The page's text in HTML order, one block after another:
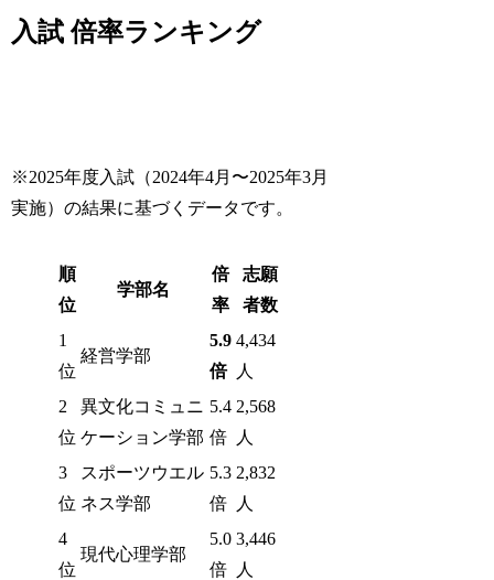
入試 倍率ランキング
※2025年度入試（2024年4月〜2025年3月
実施）の結果に基づくデータです。
順
位
学部名
倍
率
志願
者数
1
位
経営学部
5.9
倍
4,434
人
2
位
異文化コミュニ
ケーション学部
5.4
倍
2,568
人
3
位
スポーツウエル
ネス学部
5.3
倍
2,832
人
4
位
現代心理学部
5.0
倍
3,446
人